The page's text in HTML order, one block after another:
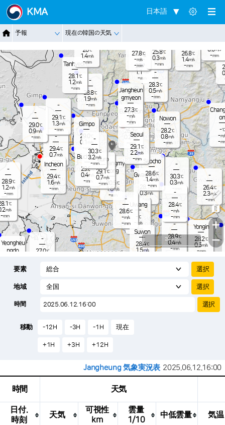
KMA 日本語
予報 現在の韓国の天気
-
℃
m/s
-mm
Yeongheu
ngdo
m/s
Yangju
27.1
1.1m/s
-mm
Gwacheon
28.1℃
0.3m/s
-mm
Yongin
28.2℃
0.5m/s
-mm
-
26.4℃
2.3m/s
-mm
1.5m/s
-
27.0℃
-
29.4℃
0.7m/s
-mm
-
28.8℃
1.9m/s
-mm
Pocheon
26.8℃
1.4m/s
-mm
-
29.0℃
0.9m/s
-mm
on
-℃
-m/
-
Tanhyeon
28.1 ℃
1.2m/s
-mm
- mm
23.8
0.0m/s
-mm
Uiwang
-℃
- m/s
-mm
Gimpo
29.0
0.1
-mm
Gwangmy
eong
30.5℃
1.6m/s
-mm
Bucheon
29.8℃
0.4m/s
-mm
-
29.1 ℃
1.3m/s
-mm
Guro
29.1℃
0.7m/s
-mm
Eunpyeon
g
26.2
0.2m/s
-mm
Nowon
28.2℃
0.8m/s
-mm
-
30.3℃
0.3m/s
-mm
Seocho
28.6℃
1.4m/s
-mm
-
28.3℃
0.5m/s
-mm
-
28.9℃
0.4m/s
-mm
-
28.6℃
-m/s
-mm
-
28.4℃
-m/s
-mm
Jangheun
gmyeon
27.3℃
-m/s
-mm
n
27.8℃
-m/s
-mm
26.7℃
1.6
-
-
28.9℃
1.2m/s
-mm
-
30.3℃
3.2m/s
-mm
Suwon
28.4℃
1.5m/s
Incheon
29.4℃
1.6m/s
-mm
Seoul
29.1 ℃
2.2m/s
-mm
Paju
26℃
1.4m/s
-mm
25.8℃
0.3m/s
-mm
+
−
20 km
要素
地域
時間
移動 -12H -3H -1H 現在
+1H +3H +12H
Jangheung 気象実況表 2025.06.12.16:00
時間 天気
日付.
時刻
天気
可視性
km
雲量
1/10
中低雲量 気温